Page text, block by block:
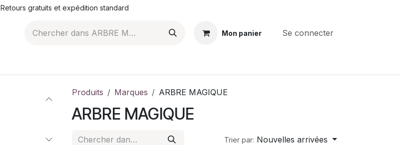
Retours gratuits et expédition standard
Mon panier Se connecter
Produits Marques ARBRE MAGIQUE
ARBRE MAGIQUE
Trier par: Nouvelles arrivées